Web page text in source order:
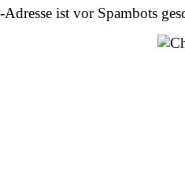
ist vor Spambots